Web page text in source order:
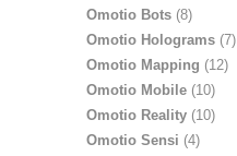
Omotio Bots (8)
Omotio Holograms (7)
Omotio Mapping (12)
Omotio Mobile (10)
Omotio Reality (10)
Omotio Sensi (4)